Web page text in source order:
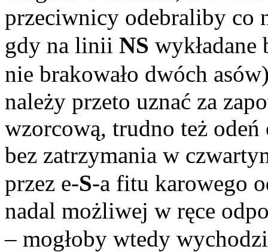
przeciwnicy odebraliby co
gdy na linii NS wykładane
nie brakowało dwóch
należy przeto uznać za
wzorcową, trudno też
bez zatrzymania w
przez e-S-a fitu karowego
nadal możliwej w ręce
– mogłoby wtedy